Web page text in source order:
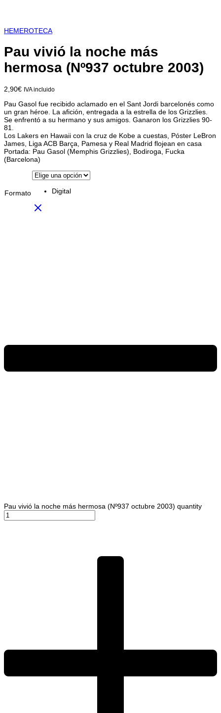
HEMEROTECA
Pau vivió la noche más
hermosa (Nº937 octubre 2003)
2,90€ IVA incluido
Pau Gasol fue recibido aclamado en el Sant Jordi barcelonés como
un gran héroe. La afición, entregada a la estrella de los Grizzlies.
Se enfrentó a su hermano y sus amigos. Ganaron los Grizzlies 90-
81.
Los Lakers en Hawaii con la cruz de Kobe a cuestas, Póster LeBron
James, Liga ACB Barça, Pamesa y Real Madrid flojean en casa
Portada: Pau Gasol (Memphis Grizzlies), Bodiroga, Fucka
(Barcelona)
Formato Digital
Pau vivió la noche más hermosa (Nº937 octubre 2003) quantity